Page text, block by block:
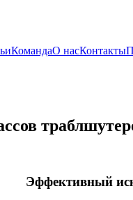
КомандаО насКонтакты
Эффективный